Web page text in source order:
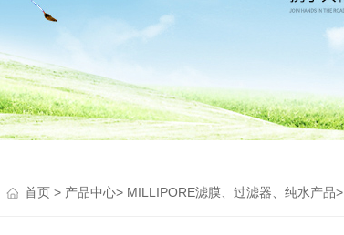
首页 > 产品中心> MILLIPORE滤膜、过滤器、纯水产品>